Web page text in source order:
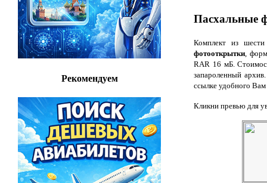
Рекомендуем
Пасхальные
Комплект из
фотооткрытки ,
RAR 16 мБ.
запароленный
ссылке удобного
Кликни превью для